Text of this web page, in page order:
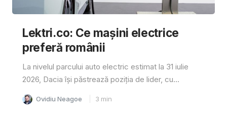
Lektri.co: Ce mașini electrice
preferă românii
La nivelul parcului auto electric estimat la 31 iulie
2026, Dacia își păstrează poziția de lider, cu...
Ovidiu Neagoe 3 min